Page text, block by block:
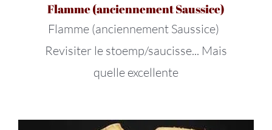
Flamme (anciennement Saussice)
Flamme (anciennement Saussice)
Revisiter le stoemp/saucisse... Mais
quelle excellente